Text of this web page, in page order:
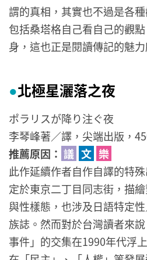
謂的真相，其實也不過是各
包括桑塔格自己看自己的觀
身，這也正是閱讀傳記的魅
●北極星灑落之夜
ポラリスが降り注ぐ夜
李琴峰著／譯，尖端出版，
推薦原因： 議 文 樂
此作延續作者自作自譯的特
定於東京二丁目同志街，描
與性樣態，也涉及日語特定
族誌。然而對於台灣讀者來
事件」的交集在1990年代浮